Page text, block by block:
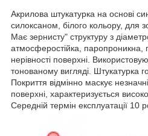
Акрилова штукатурка на основі
силоксаном, білого кольору, для
Має зернисту" структуру з
атмосферостійка, паропроникна,
нерівності поверхні.
тонованому вигляді. Штукатурка
Покриття відмінно маскує
поверхні, характеризується
Середній термін експлуатації 10